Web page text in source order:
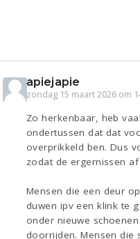
apiejapie
zondag 15 maart 2026 om
Zo herkenbaar, heb
ondertussen dat dat
overprikkeld ben. Dus
zodat de ergernissen
Mensen die een deur
duwen ipv een klink te
onder nieuwe
doorrijden. Mensen die